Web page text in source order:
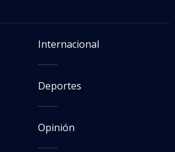
Internacional
Deportes
Opinión